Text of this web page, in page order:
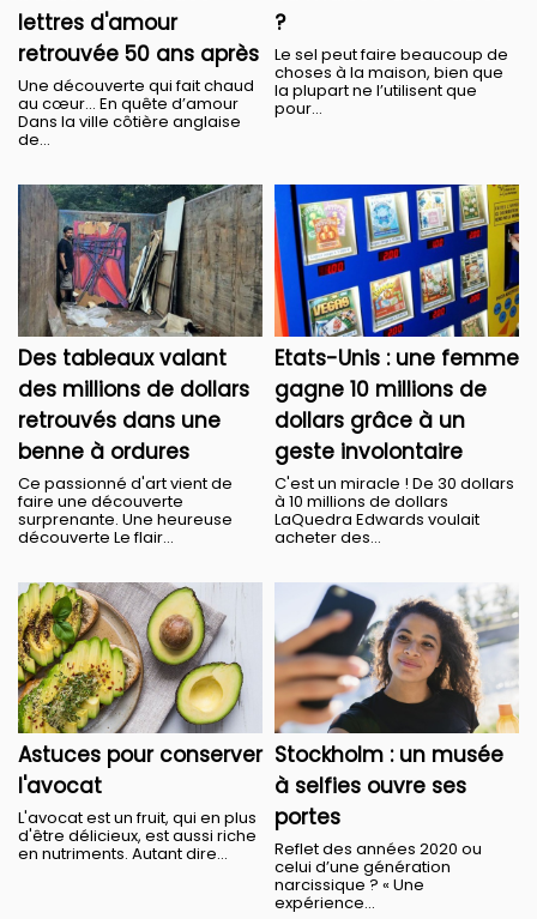
lettres d'amour
retrouvée 50 ans après
Une découverte qui fait chaud
au cœur... En quête d’amour
Dans la ville côtière anglaise
de...
?
Le sel peut faire beaucoup de
choses à la maison, bien que
la plupart ne l’utilisent que
pour...
Des tableaux valant
des millions de dollars
retrouvés dans une
benne à ordures
Ce passionné d'art vient de
faire une découverte
surprenante. Une heureuse
découverte Le flair...
Etats-Unis : une femme
gagne 10 millions de
dollars grâce à un
geste involontaire
C'est un miracle ! De 30 dollars
à 10 millions de dollars
LaQuedra Edwards voulait
acheter des...
Astuces pour conserver
l'avocat
L'avocat est un fruit, qui en plus
d'être délicieux, est aussi riche
en nutriments. Autant dire...
Stockholm : un musée
à selfies ouvre ses
portes
Reflet des années 2020 ou
celui d’une génération
narcissique ? « Une
expérience...